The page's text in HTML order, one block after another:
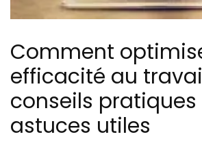
Comment
efficacité au
conseils pratiques
astuces utiles